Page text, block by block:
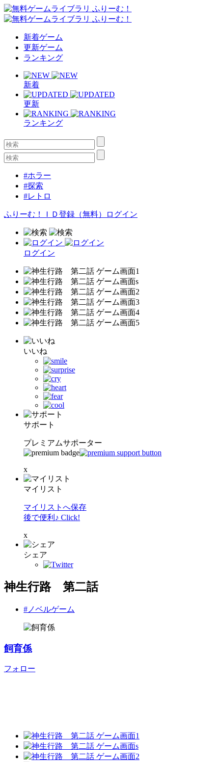
新着ゲーム
更新ゲーム
ランキング
新着
更新
ランキング
#ホラー
#探索
#レトロ
ふりーむ！ＩＤ登録（無料） ログイン
ログイン
いいね
サポート
プレミアムサポーター
x
マイリスト
マイリストへ保存
後で便利♪ Click!
x
シェア
神生行路 第二話
#ノベルゲーム
飼育係
フォロー